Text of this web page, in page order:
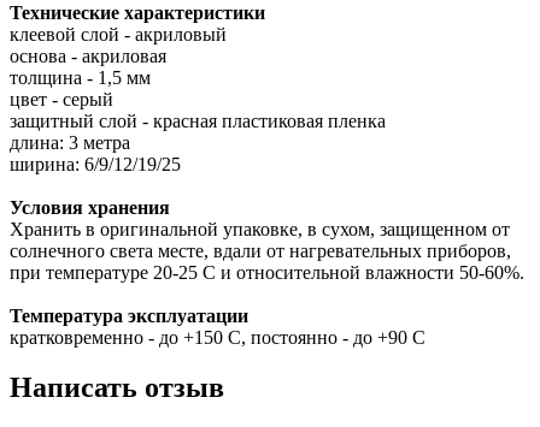
Технические характеристики
клеевой слой - акриловый
основа - акриловая
толщина - 1,5 мм
цвет - серый
защитный слой - красная пластиковая пленка
длина: 3 метра
ширина: 6/9/12/19/25
Условия хранения
Хранить в оригинальной упаковке, в сухом, защищенном от
солнечного света месте, вдали от нагревательных приборов,
при температуре 20-25 С и относительной влажности 50-60%.
Температура эксплуатации
кратковременно - до +150 С, постоянно - до +90 С
Написать отзыв